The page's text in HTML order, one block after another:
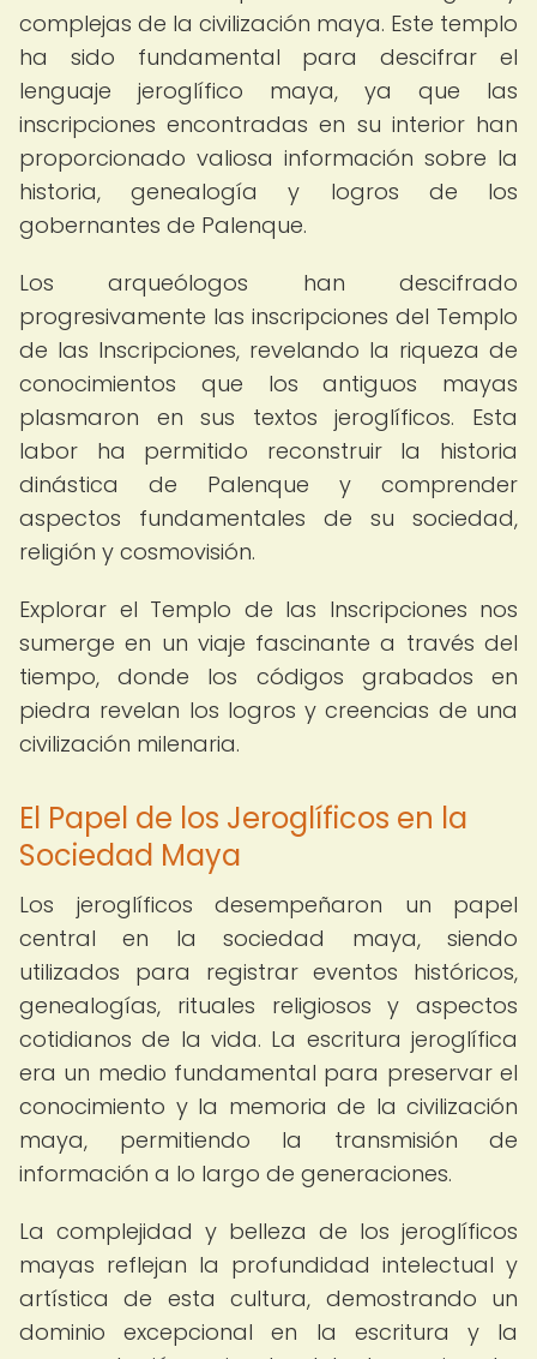
complejas de la civilización maya. Este templo
ha sido fundamental para descifrar el
lenguaje jeroglífico maya, ya que las
inscripciones encontradas en su interior han
proporcionado valiosa información sobre la
historia, genealogía y logros de los
gobernantes de Palenque.
Los arqueólogos han descifrado
progresivamente las inscripciones del Templo
de las Inscripciones, revelando la riqueza de
conocimientos que los antiguos mayas
plasmaron en sus textos jeroglíficos. Esta
labor ha permitido reconstruir la historia
dinástica de Palenque y comprender
aspectos fundamentales de su sociedad,
religión y cosmovisión.
Explorar el Templo de las Inscripciones nos
sumerge en un viaje fascinante a través del
tiempo, donde los códigos grabados en
piedra revelan los logros y creencias de una
civilización milenaria.
El Papel de los Jeroglíficos en la
Sociedad Maya
Los jeroglíficos desempeñaron un papel
central en la sociedad maya, siendo
utilizados para registrar eventos históricos,
genealogías, rituales religiosos y aspectos
cotidianos de la vida. La escritura jeroglífica
era un medio fundamental para preservar el
conocimiento y la memoria de la civilización
maya, permitiendo la transmisión de
información a lo largo de generaciones.
La complejidad y belleza de los jeroglíficos
mayas reflejan la profundidad intelectual y
artística de esta cultura, demostrando un
dominio excepcional en la escritura y la